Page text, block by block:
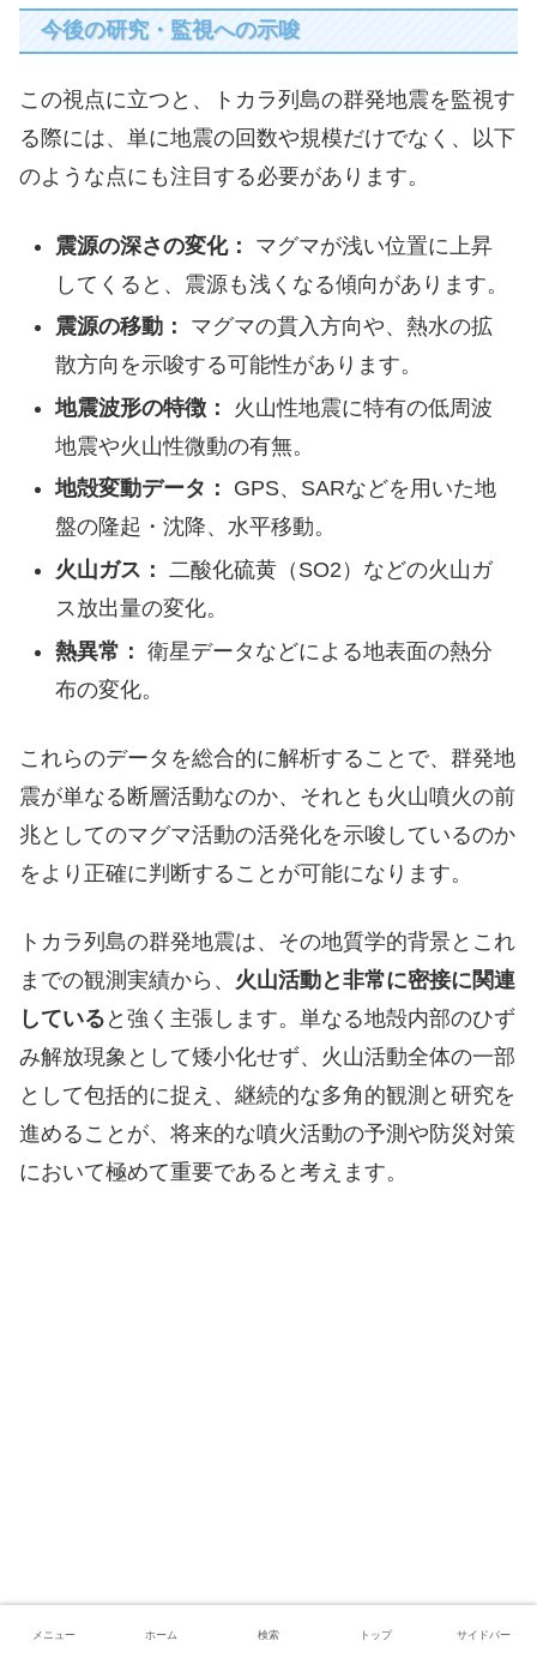
今後の研究・監視への示唆
この視点に立つと、トカラ列島の群発地震を監視す
る際には、単に地震の回数や規模だけでなく、以下
のような点にも注目する必要があります。
震源の深さの変化：
マグマが浅い位置に上昇
してくると、震源も浅くなる傾向があります。
震源の移動：
マグマの貫入方向や、熱水の拡
散方向を示唆する可能性があります。
地震波形の特徴：
火山性地震に特有の低周波
地震や火山性微動の有無。
地殻変動データ：
GPS、SARなどを用いた地
盤の隆起・沈降、水平移動。
火山ガス： 二酸化硫黄（SO2）などの火山ガ
ス放出量の変化。
熱異常： 衛星データなどによる地表面の熱分
布の変化。
これらのデータを総合的に解析することで、群発地
震が単なる断層活動なのか、それとも火山噴火の前
兆としてのマグマ活動の活発化を示唆しているのか
をより正確に判断することが可能になります。
トカラ列島の群発地震は、その地質学的背景とこれ
までの観測実績から、 火山活動と非常に密接に関連
している と強く主張します。単なる地殻内部のひず
み解放現象として矮小化せず、火山活動全体の一部
として包括的に捉え、継続的な多角的観測と研究を
進めることが、将来的な噴火活動の予測や防災対策
において極めて重要であると考えます。
メニュー ホーム 検索 トップ サイドバー